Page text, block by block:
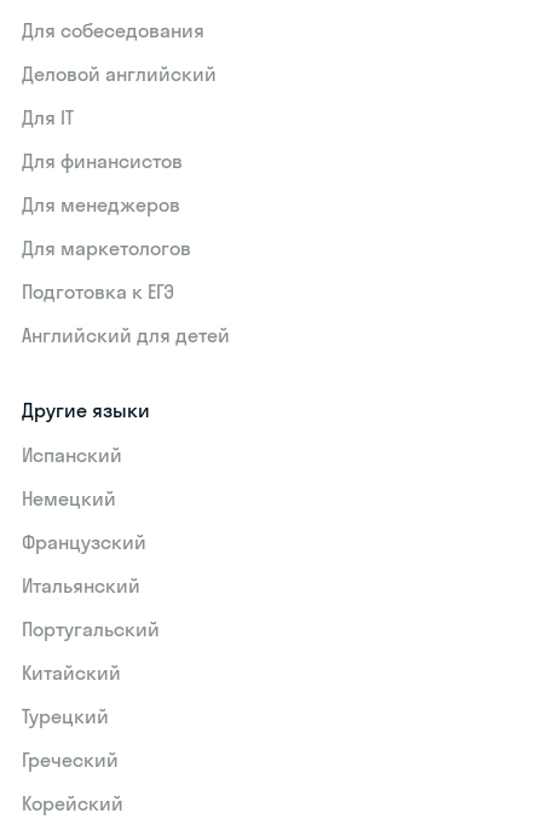
Для собеседования
Деловой английский
Для IT
Для финансистов
Для менеджеров
Для маркетологов
Подготовка к ЕГЭ
Английский для детей
Другие языки
Испанский
Немецкий
Французский
Итальянский
Португальский
Китайский
Турецкий
Греческий
Корейский